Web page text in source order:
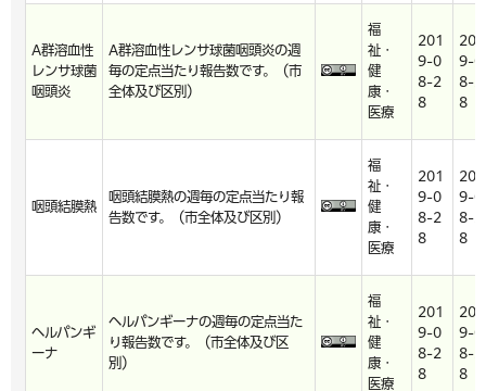
A群溶血性
レンサ球菌
咽頭炎
A群溶血性レンサ球菌咽頭炎の週
毎の定点当たり報告数です。（市
全体及び区別）
福
祉・
健
康・
医療
201
9-0
8-2
8
201
9-0
8-2
8
咽頭結膜熱
咽頭結膜熱の週毎の定点当たり報
告数です。（市全体及び区別）
福
祉・
健
康・
医療
201
9-0
8-2
8
201
9-0
8-2
8
ヘルパンギ
ーナ
ヘルパンギーナの週毎の定点当た
り報告数です。（市全体及び区
別）
福
祉・
健
康・
医療
201
9-0
8-2
8
201
9-0
8-2
8